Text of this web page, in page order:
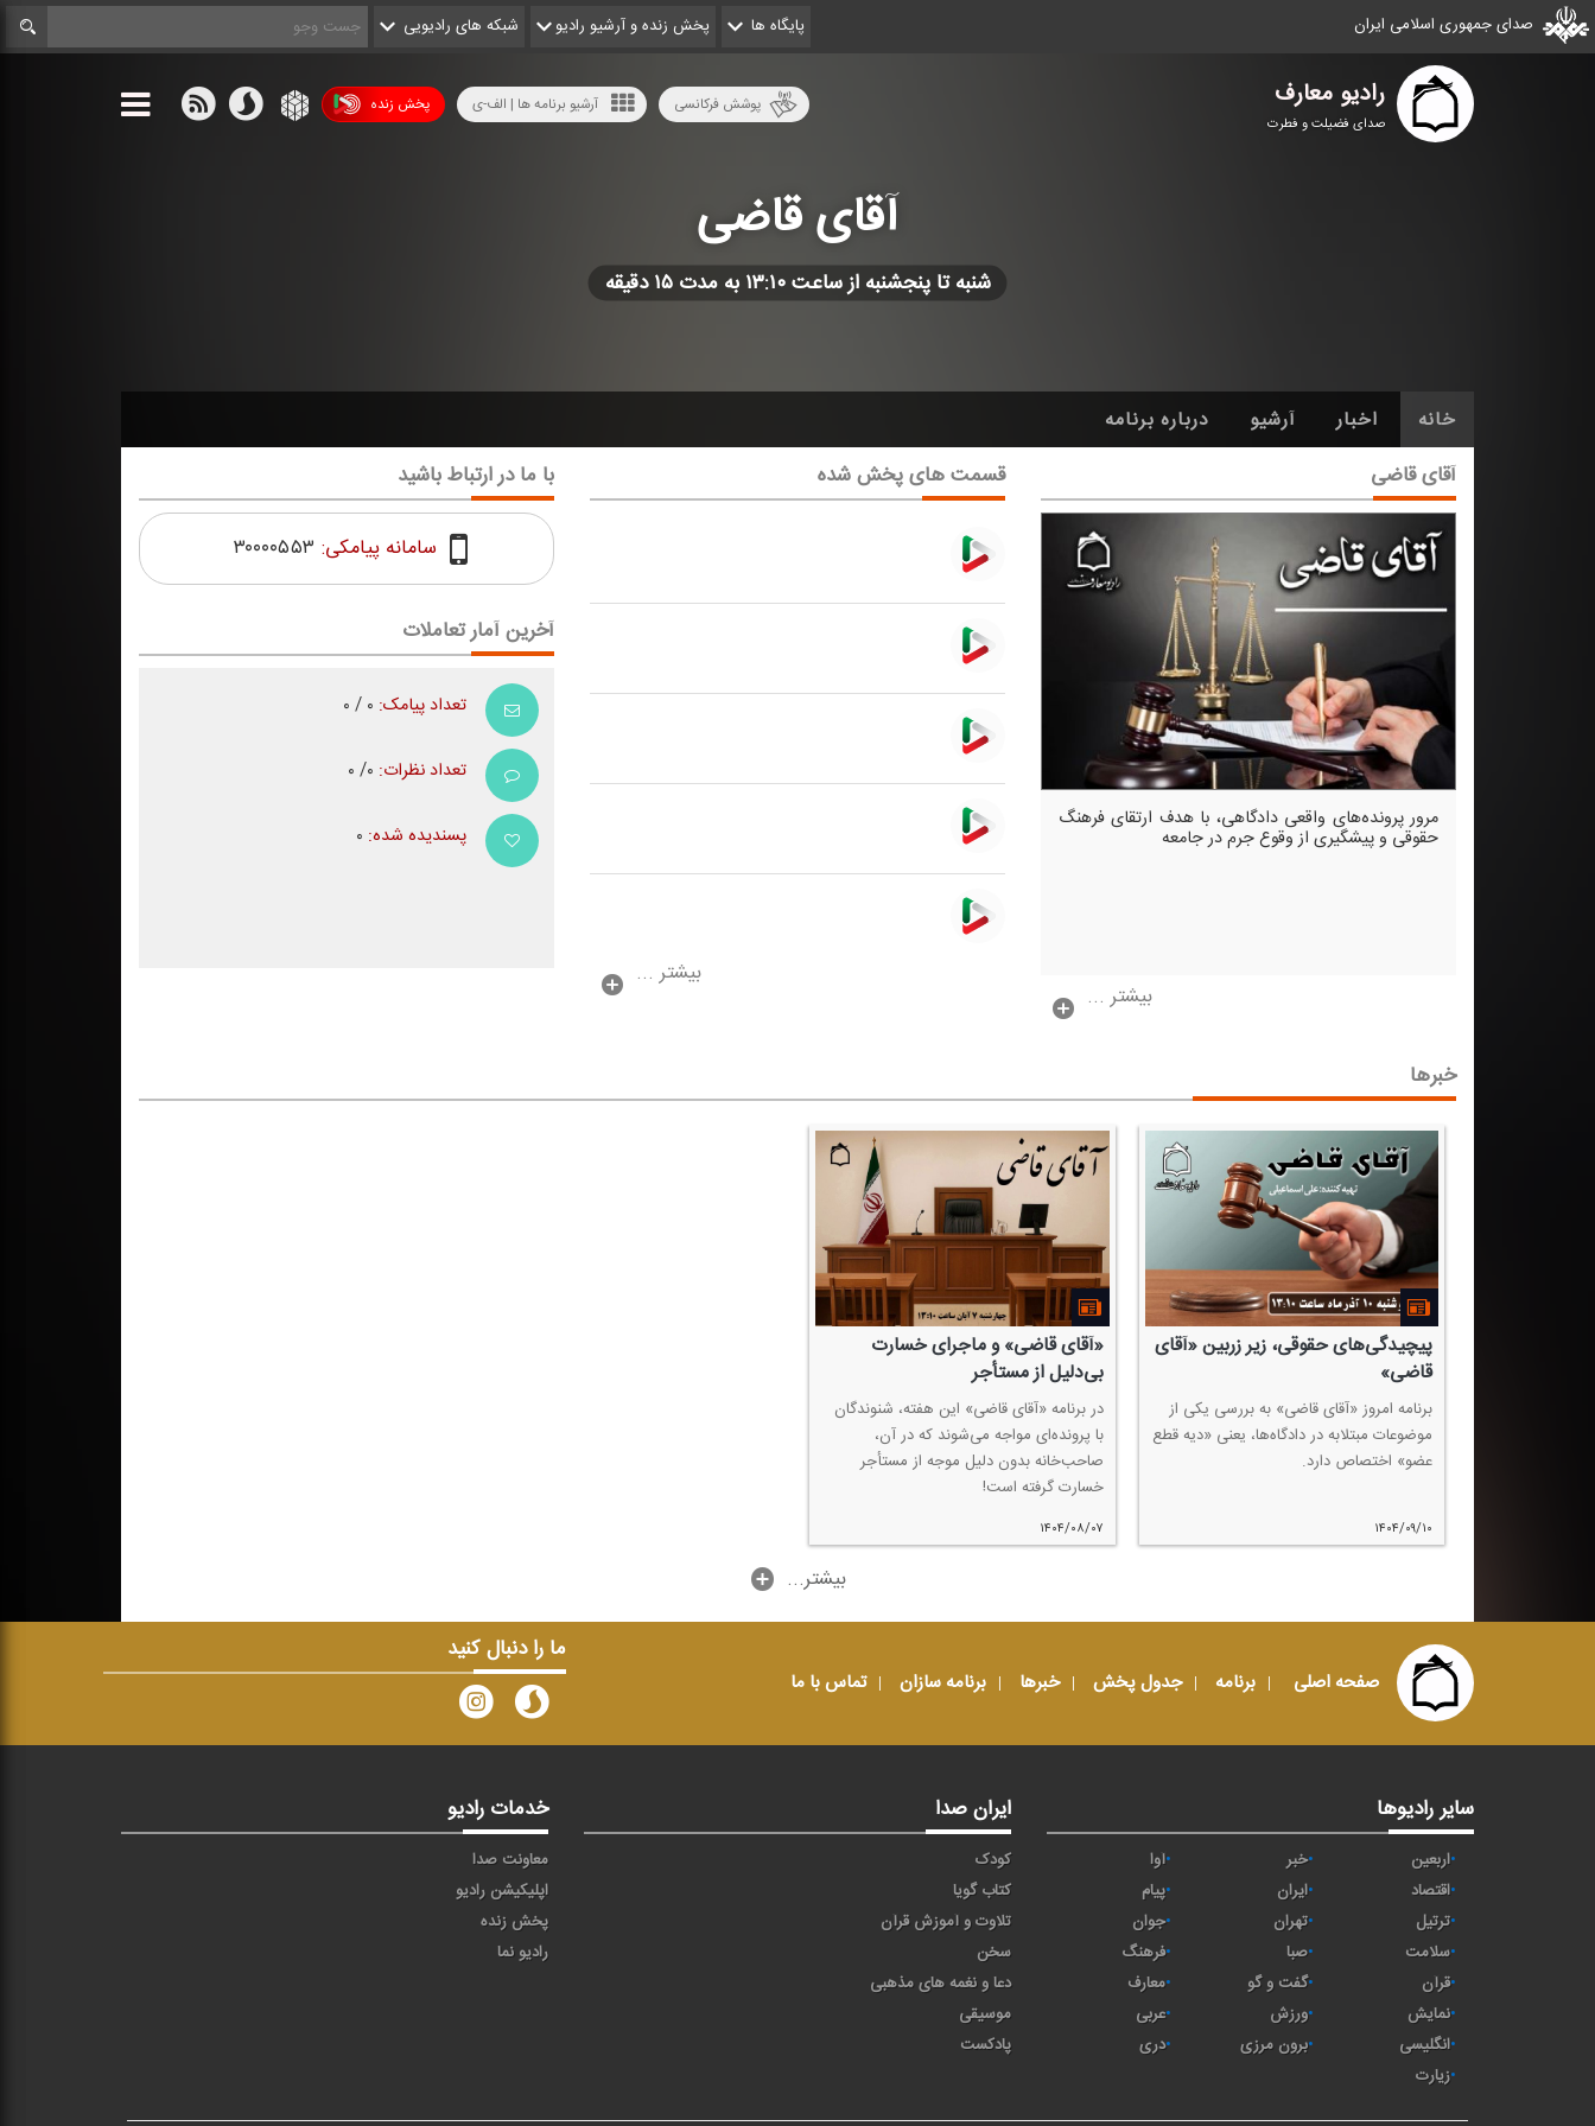
صدای جمهوری اسلامی ایران پایگاه ها پخش زنده و آرشیو رادیو شبکه های رادیویی
رادیو معارف
صدای فضیلت و فطرت
پخش زنده آرشیو برنامه ها | الف-ی پوشش فرکانسی
آقای قاضی
شنبه تا پنجشنبه از ساعت ۱۳:۱۰ به مدت ۱۵ دقیقه
خانه اخبار آرشیو درباره برنامه
آقای قاضی
مرور پرونده‌های واقعی دادگاهی، با هدف ارتقای فرهنگ
حقوقی و پیشگیری از وقوع جرم در جامعه
بیشتر ...
قسمت های پخش شده
بیشتر ...
با ما در ارتباط باشید
سامانه پیامکی: ۳۰۰۰۰۵۵۳
آخرین آمار تعاملات
تعداد پیامک:
تعداد نظرات:
پسندیده شده:
خبرها
پیچیدگی‌های حقوقی، زیر زربین «آقای
قاضی»
برنامه امروز «آقای قاضی» به بررسی یكی از
موضوعات مبتلابه در دادگاه‌ها، یعنی «دیه قطع‌
عضو» اختصاص دارد.
۱۴۰۴/۰۹/۱۰
«آقای قاضی» و ماجرای خسارت
بی‌دلیل از مستأجر
در برنامه «آقای قاضی» این هفته، شنوندگان
با پرونده‌ای مواجه می‌شوند كه در آن،
صاحب‌خانه بدون دلیل موجه از مستأجر
خسارت گرفته است!
۱۴۰۴/۰۸/۰۷
...بیشتر
صفحه اصلی برنامه جدول پخش خبرها برنامه سازان تماس با ما
ما را دنبال کنید
سایر رادیوها
اربعین خبر
آوا
اقتصاد
ايران
پیام
ترتیل
تهران
جوان
سلامت
صبا
فرهنگ
قرآن
گفت و گو
معارف
نمایش
ورزش
عربی
انگلیسی
برون مرزی
دری
زیارت
ایران صدا
کودک
کتاب گویا
تلاوت و آموزش قرآن
سخن
دعا و نغمه های مذهبی
موسیقی
پادکست
خدمات رادیو
معاونت صدا
اپلیکیشن رادیو
پخش زنده
رادیو نما